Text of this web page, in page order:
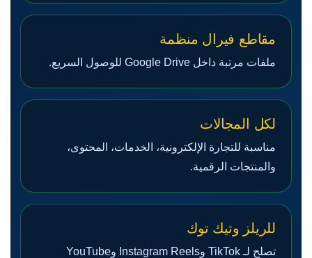
مقاطع فيرال منظمة
ملفات مرتبة داخل Google Drive للوصول السريع.
لكل المجالات
مناسبة للتجارة الإلكترونية، الخدمات، المحتوى،
والمنتجات الرقمية.
للريلز وتيك توك
تصلح لـ TikTok وInstagram Reels وYouTube